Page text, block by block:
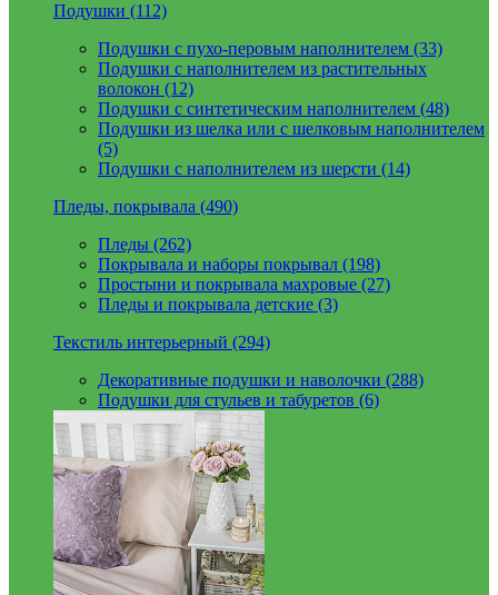
Подушки (112)
Подушки с пухо-перовым наполнителем (33)
Подушки с наполнителем из растительных
волокон (12)
Подушки с синтетическим наполнителем (48)
Подушки из шелка или с шелковым наполнителем
(5)
Подушки с наполнителем из шерсти (14)
Пледы, покрывала (490)
Пледы (262)
Покрывала и наборы покрывал (198)
Простыни и покрывала махровые (27)
Пледы и покрывала детские (3)
Текстиль интерьерный (294)
Декоративные подушки и наволочки (288)
Подушки для стульев и табуретов (6)